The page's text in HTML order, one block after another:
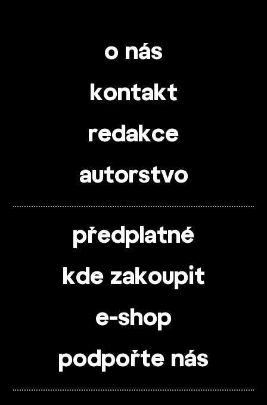
o nás
kontakt
redakce
autorstvo
předplatné
kde zakoupit
e-shop
podpořte nás